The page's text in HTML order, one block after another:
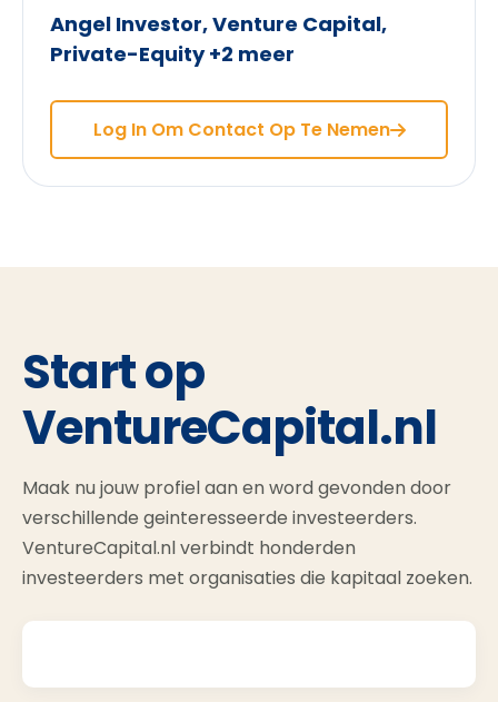
Angel Investor, Venture Capital,
Private-Equity +2 meer
Log In Om Contact Op Te Nemen
Start op
VentureCapital.nl
Maak nu jouw profiel aan en word gevonden door
verschillende geinteresseerde investeerders.
VentureCapital.nl verbindt honderden
investeerders met organisaties die kapitaal zoeken.